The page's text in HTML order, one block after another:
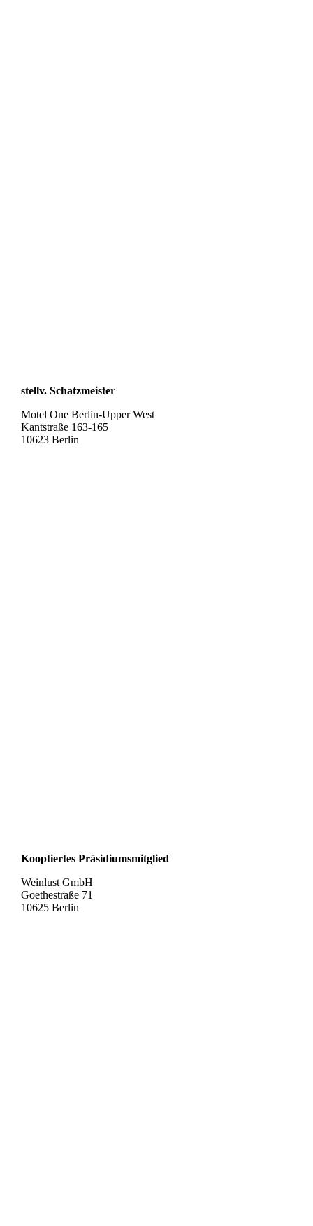
stellv. Schatzmeister
Motel One Berlin-Upper West
Kantstraße 163-165
10623 Berlin
Kooptiertes Präsidiumsmitglied
Weinlust GmbH
Goethestraße 71
10625 Berlin